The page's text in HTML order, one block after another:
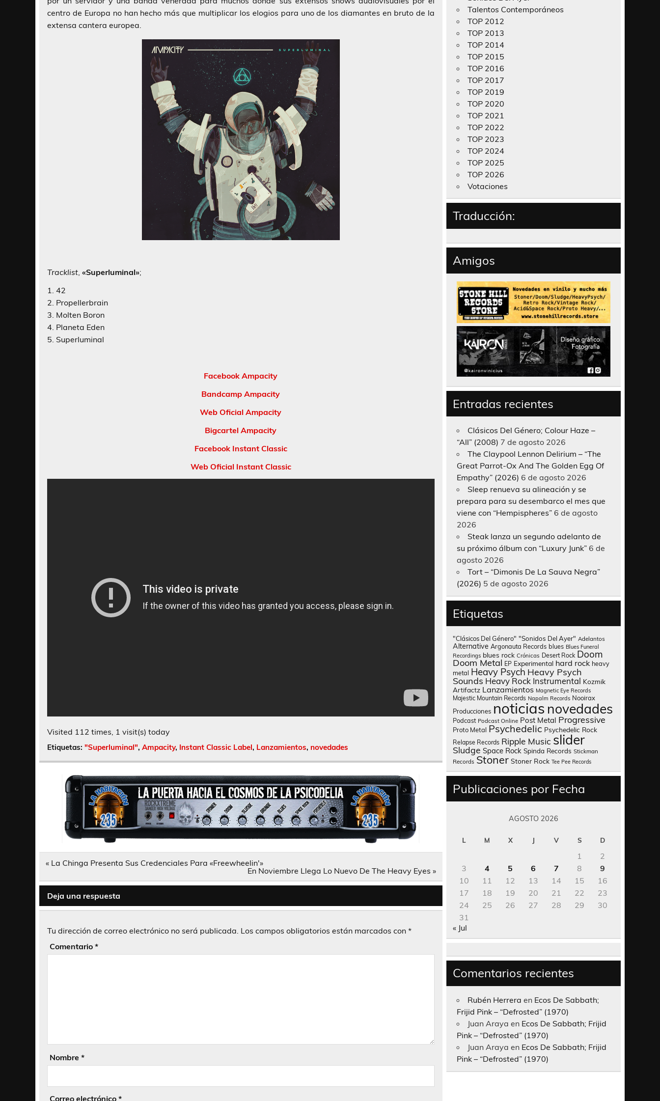
centro de Europa no han hecho más que multiplicar los elogios para uno de los diamantes en bruto de la
extensa cantera europea.
Tracklist «Superluminal»;
1. 42
2. Propellerbrain
3. Molten Boron
4. Planeta Eden
5. Superluminal
Facebook Ampacity
Bandcamp Ampacity
Web Oficial Ampacity
Bigcartel Ampacity
Facebook Instant Classic
Web Oficial Instant Classic
Visited 112 times, 1 visit(s) today
Etiquetas: "Superluminal", Ampacity, Instant Classic Label, Lanzamientos, novedades
Navegación
« La Chinga Presenta Sus Credenciales Para «Freewheelin'»
En Noviembre Llega Lo Nuevo De The Heavy Eyes »
Deja una respuesta
Tu dirección de correo electrónico no será publicada. Los campos obligatorios están marcados con *
Comentario *
Nombre *
Correo electrónico *
Talentos Contemporáneos
TOP 2012
TOP 2013
TOP 2014
TOP 2015
TOP 2016
TOP 2017
TOP 2019
TOP 2020
TOP 2021
TOP 2022
TOP 2023
TOP 2024
TOP 2025
TOP 2026
Votaciones
Traducción:
Amigos
Entradas recientes
Clásicos Del Género; Colour Haze –
“All” (2008) 7 de agosto 2026
The Claypool Lennon Delirium – “The
Great Parrot-Ox And The Golden Egg Of
Empathy” (2026) 6 de agosto 2026
Sleep renueva su alineación y se
prepara para su desembarco el mes que
viene con “Hempispheres” 6 de agosto
2026
Steak lanza un segundo adelanto de
su próximo álbum con “Luxury Junk” 6 de
agosto 2026
Tort – “Dimonis De La Sauva Negra”
(2026) 5 de agosto 2026
Etiquetas
"Clásicos Del Género" "Sonidos Del Ayer" Adelantos
Alternative Argonauta Records blues Blues Funeral
Recordings blues rock Crónicas Desert Rock Doom
Doom Metal EP Experimental hard rock heavy
metal Heavy Psych Heavy Psych
Sounds Heavy Rock Instrumental Kozmik
Artifactz Lanzamientos Magnetic Eye Records
Majestic Mountain Records Napalm Records Nooirax
Producciones noticias novedades
Podcast Podcast Online Post Metal Progressive
Proto Metal Psychedelic Psychedelic Rock
Relapse Records Ripple Music slider
Sludge Space Rock Spinda Records Stickman
Records Stoner Stoner Rock Tee Pee Records
Publicaciones por Fecha
AGOSTO 2026
L M X J V S D
1
2
3
4 5 6 7 8
9
10
11 12 13 14 15
16
17
18 19 20 21 22
23
24
25 26 27 28 29
30
31
« Jul
Comentarios recientes
Rubén Herrera en Ecos De Sabbath;
Frijid Pink – “Defrosted” (1970)
Juan Araya en Ecos De Sabbath; Frijid
Pink – “Defrosted” (1970)
Juan Araya en Ecos De Sabbath; Frijid
Pink – “Defrosted” (1970)